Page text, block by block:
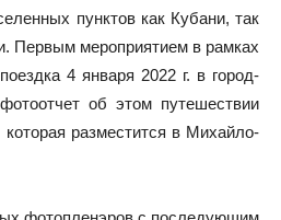
пунктов как Кубани, так
Первым мероприятием в рамках
4 января 2022 г. в город-
об этом путешествии
которая разместится в Михайло-